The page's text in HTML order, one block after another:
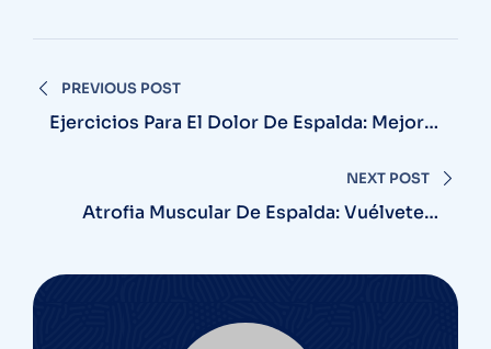
PREVIOUS POST
Ejercicios Para El Dolor De Espalda: Mejora
NEXT POST
Atrofia Muscular De Espalda: Vuélvete A